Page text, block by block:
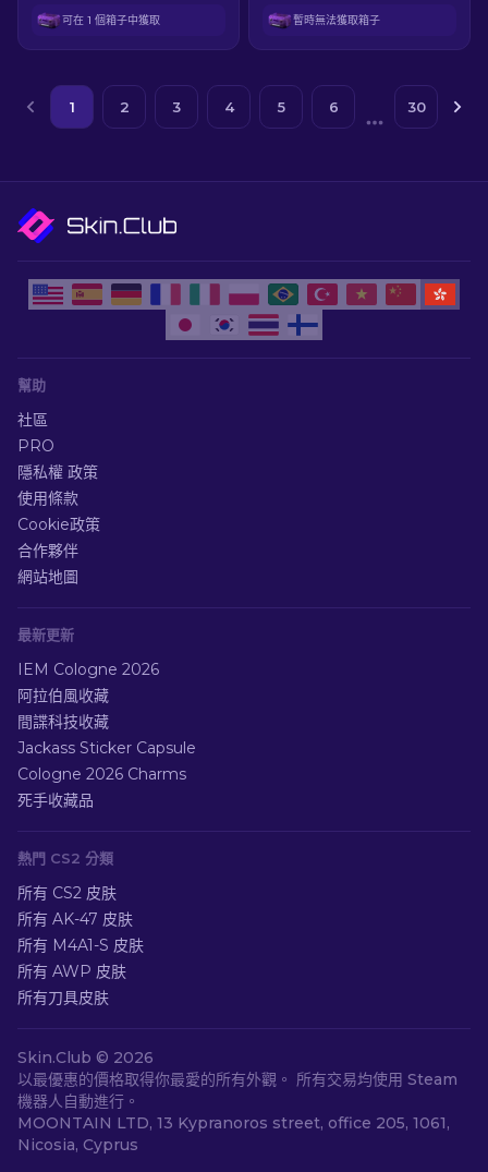
可在 1 個箱子中獲取 暫時無法獲取箱子
1 2 3 4 5 6 30
幫助
社區
PRO
隱私權 政策
使用條款
Cookie政策
合作夥伴
網站地圖
最新更新
IEM Cologne 2026
阿拉伯風收藏
間諜科技收藏
Jackass Sticker Capsule
Cologne 2026 Charms
死手收藏品
熱門 CS2 分類
所有 CS2 皮肤
所有 AK-47 皮肤
所有 M4A1-S 皮肤
所有 AWP 皮肤
所有刀具皮肤
Skin.Club © 2026
以最優惠的價格取得你最愛的所有外觀。 所有交易均使用 Steam
機器人自動進行。
MOONTAIN LTD, 13 Kypranoros street, office 205, 1061,
Nicosia, Cyprus